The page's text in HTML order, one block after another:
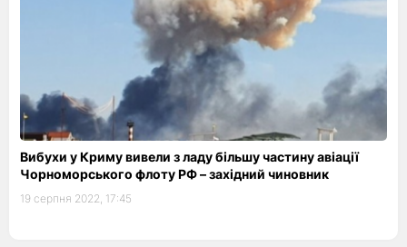
Вибухи у Криму вивели з ладу більшу частину авіації
Чорноморського флоту РФ – західний чиновник
19 серпня 2022, 17:45